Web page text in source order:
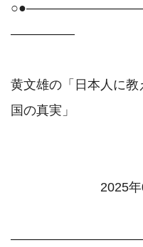
―――――
黄文雄の「日本人に
国の真実」
2025年01月15